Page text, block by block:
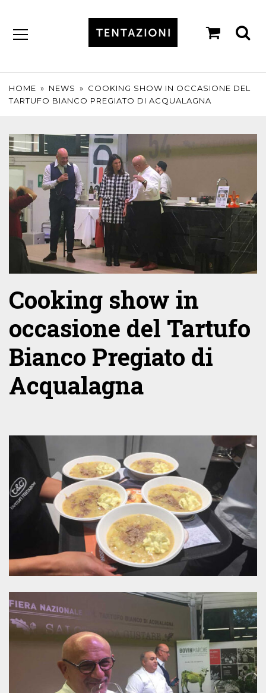
HOME » NEWS » COOKING SHOW IN OCCASIONE DEL
TARTUFO BIANCO PREGIATO DI ACQUALAGNA
Cooking show in
occasione del Tartufo
Bianco Pregiato di
Acqualagna